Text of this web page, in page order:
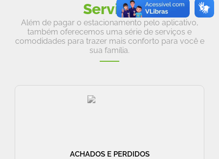
Serviço
Além de pagar o estacionamento pelo aplicativo,
também oferecemos uma série de serviços e
comodidades para trazer mais conforto para você e
sua família.
ACHADOS E PERDIDOS